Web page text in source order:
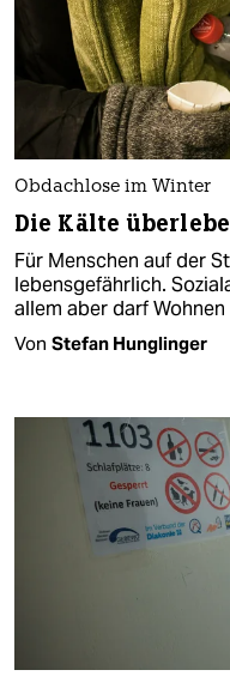
Obdachlose im Winter
Die Kälte
Für Menschen auf der
lebensgefährlich.
allem aber darf Wohnen
Von Stefan Hunglinger